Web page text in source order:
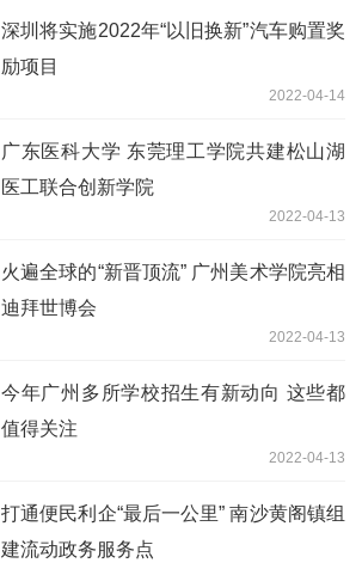
深圳将实施2022年“以旧换新”汽车购置奖
励项目
2022-04-14
广东医科大学 东莞理工学院共建松山湖
医工联合创新学院
2022-04-13
火遍全球的“新晋顶流” 广州美术学院亮相
迪拜世博会
2022-04-13
今年广州多所学校招生有新动向 这些都
值得关注
2022-04-13
打通便民利企“最后一公里” 南沙黄阁镇组
建流动政务服务点